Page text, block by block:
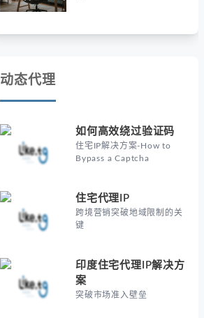
动态代理
如何高效绕过验证码
住宅IP解决方案-How to
Bypass a Captcha
住宅代理IP
跨境营销突破地域限制的关
键
印度住宅代理IP解决方
案
突破市场准入壁垒